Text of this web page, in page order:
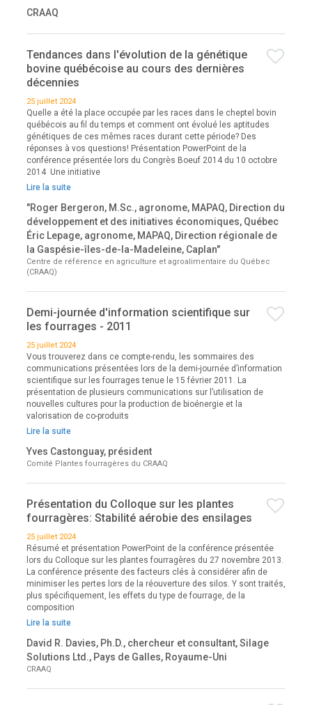
CRAAQ
Tendances dans l'évolution de la génétique
bovine québécoise au cours des dernières
décennies
25 juillet 2024
Quelle a été la place occupée par les races dans le cheptel bovin
québécois au fil du temps et comment ont évolué les aptitudes
génétiques de ces mêmes races durant cette période? Des
réponses à vos questions! Présentation PowerPoint de la
conférence présentée lors du Congrès Boeuf 2014 du 10 octobre
2014 Une initiative
Lire la suite
"Roger Bergeron, M.Sc., agronome, MAPAQ, Direction du
développement et des initiatives économiques, Québec
Éric Lepage, agronome, MAPAQ, Direction régionale de
la Gaspésie-îles-de-la-Madeleine, Caplan"
Centre de référence en agriculture et agroalimentaire du Québec
(CRAAQ)
Demi-journée d'information scientifique sur
les fourrages - 2011
25 juillet 2024
Vous trouverez dans ce compte-rendu, les sommaires des
communications présentées lors de la demi-journée d’information
scientifique sur les fourrages tenue le 15 février 2011. La
présentation de plusieurs communications sur l’utilisation de
nouvelles cultures pour la production de bioénergie et la
valorisation de co-produits
Lire la suite
Yves Castonguay, président
Comité Plantes fourragères du CRAAQ
Présentation du Colloque sur les plantes
fourragères: Stabilité aérobie des ensilages
25 juillet 2024
Résumé et présentation PowerPoint de la conférence présentée
lors du Colloque sur les plantes fourragères du 27 novembre 2013.
La conférence présente des facteurs clés à considérer afin de
minimiser les pertes lors de la réouverture des silos. Y sont traités,
plus spécifiquement, les effets du type de fourrage, de la
composition
Lire la suite
David R. Davies, Ph.D., chercheur et consultant, Silage
Solutions Ltd., Pays de Galles, Royaume-Uni
CRAAQ